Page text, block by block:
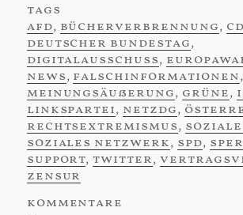
tags
afd, bücherverbrennung,
deutscher bundestag,
digitalausschuss,
news, falschinformationen,
meinungsäußerung, grüne,
linkspartei, netzdg,
rechtsextremismus, soziale
soziales netzwerk, spd,
support,twitter,
zensur
kommentare